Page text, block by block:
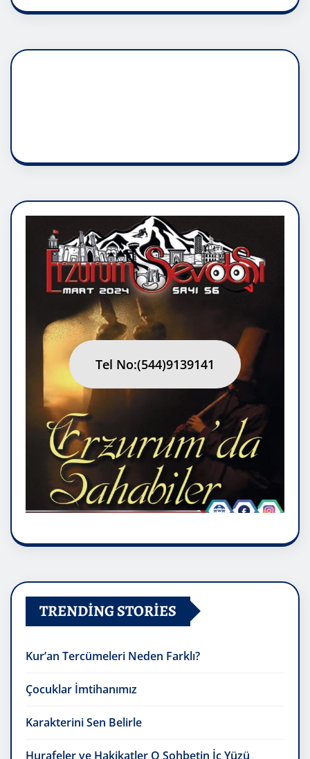
Tel No:(544)9139141
TRENDING STORIES
Kur’an Tercümeleri Neden Farklı?
Çocuklar İmtihanımız
Karakterini Sen Belirle
Hurafeler ve Hakikatler O Sohbetin İç Yüzü